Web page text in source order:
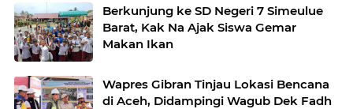
Berkunjung ke SD Negeri 7 Simeulue
Barat, Kak Na Ajak Siswa Gemar
Makan Ikan
Wapres Gibran Tinjau Lokasi Bencana
di Aceh, Didampingi Wagub Dek Fadh